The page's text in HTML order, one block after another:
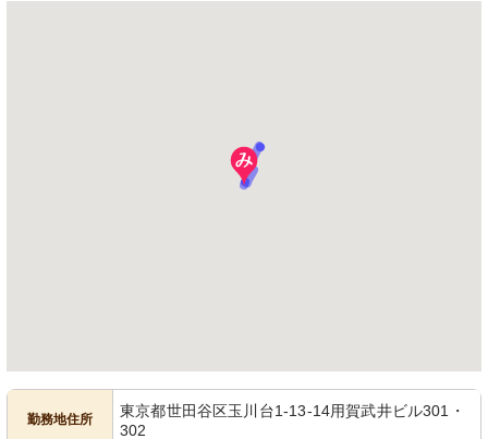
勤務地住所
東京都世田谷区玉川台1-13-14用賀武井ビル301・
302